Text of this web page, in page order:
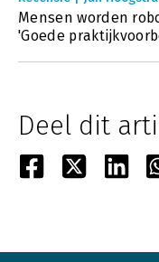
Mensen worden
'Goede
Deel dit